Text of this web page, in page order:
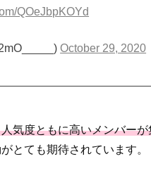
QOeJbpKOYd
October 29, 2020
気度ともに高いメンバー
とても期待されています。